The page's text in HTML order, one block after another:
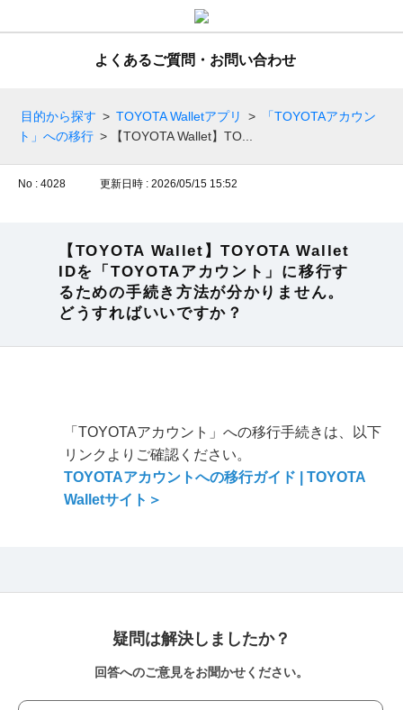
よくあるご質問・お問い合わせ
目的から探す > TOYOTA Walletアプリ >
「TOYOTAアカウン
ト」への移行 > 【TOYOTA Wallet】TO...
No : 4028 更新日時 : 2026/05/15 15:52
【TOYOTA Wallet】TOYOTA Wallet
IDを「TOYOTAアカウント」に移行す
るための手続き方法が分かりません。
どうすればいいですか？
「TOYOTAアカウント」への移行手続きは、以下
リンクよりご確認ください。
TOYOTAアカウントへの移行ガイド | TOYOTA
Walletサイト＞
疑問は解決しましたか？
回答へのご意見をお聞かせください。